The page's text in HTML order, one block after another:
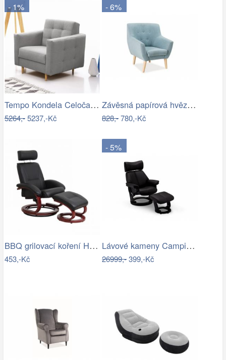
- 1%
Tempo Kondela Celočalouněné křeslo…
5264,-5237,-Kč
- 6%
Závěsná papírová hvězda průměr 50 cm…
828,-780,-Kč
BBQ grilovací koření Hot BBQ 370g Heath…
453,-Kč
- 5%
Lávové kameny Campingaz
26999,-399,-Kč